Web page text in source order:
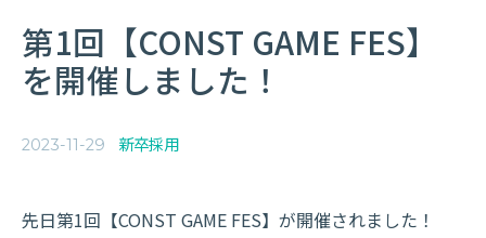
第1回【CONST GAME FES】
を開催しました！
2023-11-29 新卒採用
先日第1回【CONST GAME FES】が開催されました！